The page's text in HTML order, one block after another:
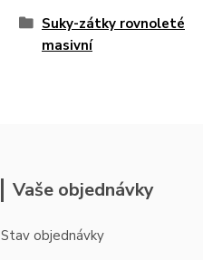
Suky-zátky rovnoleté
masivní
Vaše objednávky
Stav objednávky